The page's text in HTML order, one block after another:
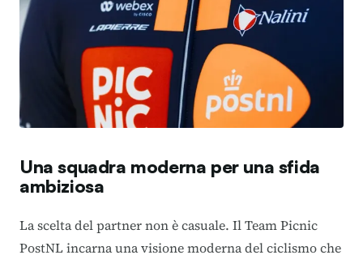
Una squadra moderna per una sfida
ambiziosa
La scelta del partner non è casuale. Il Team Picnic
PostNL incarna una visione moderna del ciclismo che